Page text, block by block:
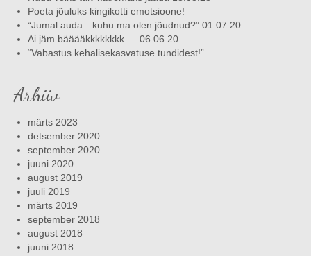
Poeta jõuluks kingikotti emotsioone!
“Jumal auda…kuhu ma olen jõudnud?” 01.07.20
Ai jäm bääääkkkkkkkk…. 06.06.20
“Vabastus kehalisekasvatuse tundidest!”
Arhiiv
märts 2023
detsember 2020
september 2020
juuni 2020
august 2019
juuli 2019
märts 2019
september 2018
august 2018
juuni 2018